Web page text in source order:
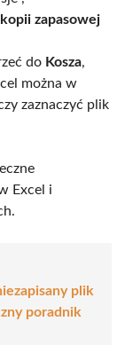
kopii zapasowej
do Kosza,
można w
zaznaczyć plik
Excel i
plik
poradnik